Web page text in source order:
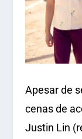
Apesar de
cenas de
Justin Lin